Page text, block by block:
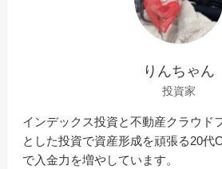
りんちゃん
投資家
インデックス投資と不動産クラウド
とした投資で資産形成を頑張る20代
で入金力を増やしています。